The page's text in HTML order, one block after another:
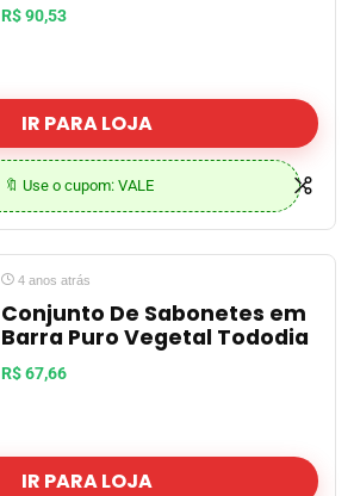
R$ 90,53
IR PARA LOJA
🔖 Use o cupom: VALE
4 anos atrás
Conjunto De Sabonetes em
Barra Puro Vegetal Tododia
R$ 67,66
IR PARA LOJA